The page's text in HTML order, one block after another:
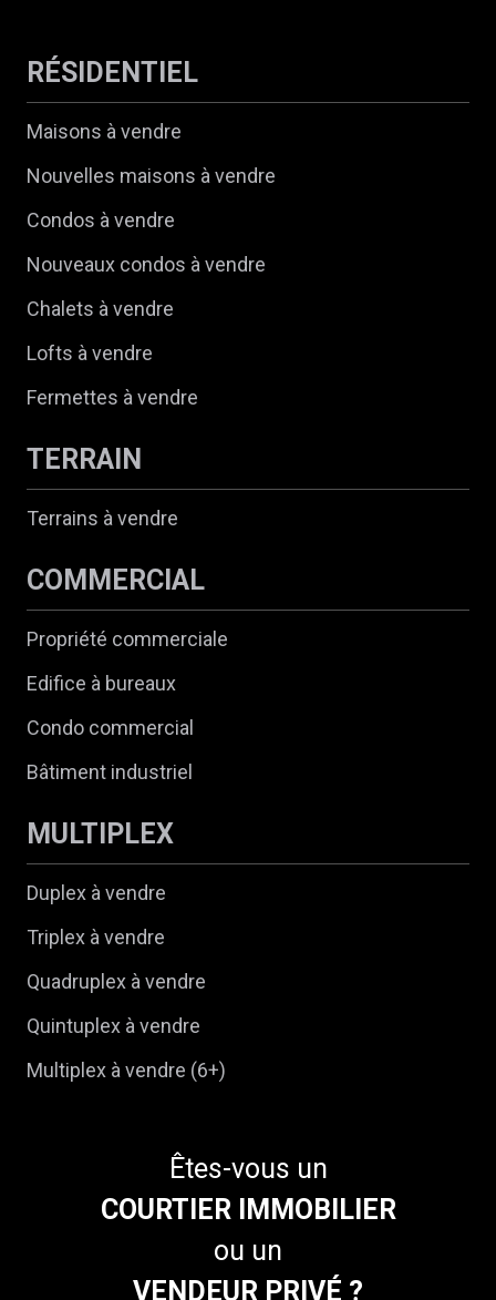
RÉSIDENTIEL
Maisons à vendre
Nouvelles maisons à vendre
Condos à vendre
Nouveaux condos à vendre
Chalets à vendre
Lofts à vendre
Fermettes à vendre
TERRAIN
Terrains à vendre
COMMERCIAL
Propriété commerciale
Edifice à bureaux
Condo commercial
Bâtiment industriel
MULTIPLEX
Duplex à vendre
Triplex à vendre
Quadruplex à vendre
Quintuplex à vendre
Multiplex à vendre (6+)
Êtes-vous un
COURTIER IMMOBILIER
ou un
VENDEUR PRIVÉ ?